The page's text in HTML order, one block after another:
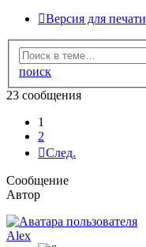
Версия для печати
поиск
23 сообщения
1
2
След.
Сообщение
Автор
Alex